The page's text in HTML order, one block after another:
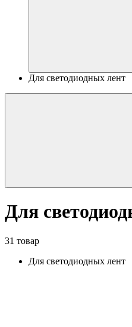
Для светодиодных лент
Для
31 товар
Для светодиодных лент